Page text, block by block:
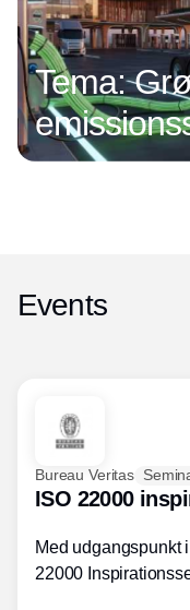
Tema:
Events
Bureau Veritas
ISO 22000
Med udgangspunkt
22000